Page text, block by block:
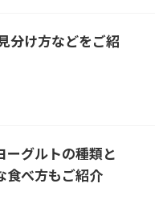
分け方などをご紹
ーグルトの種類と
食べ方もご紹介